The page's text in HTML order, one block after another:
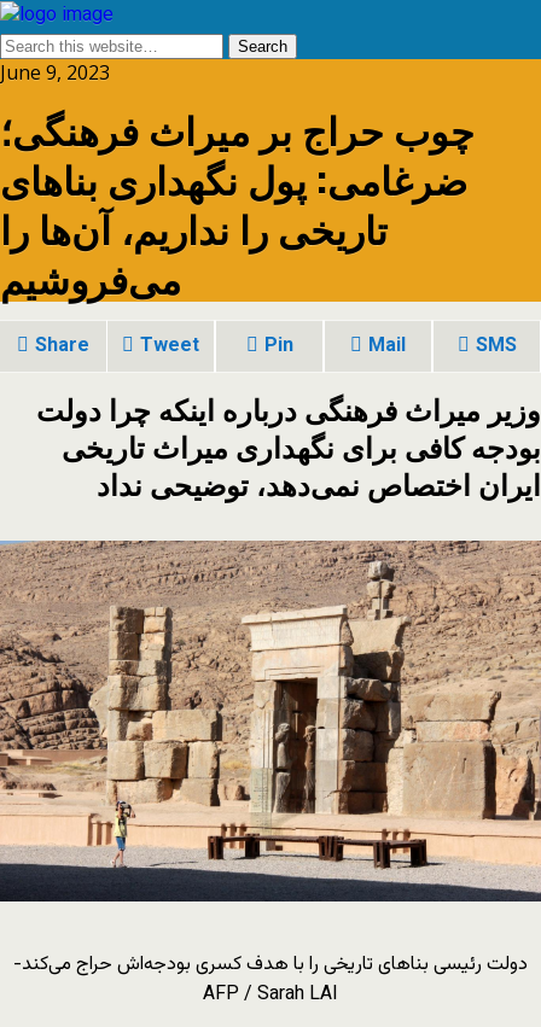
June 9, 2023
چوب حراج بر میراث فرهنگی؛
ضرغامی: پول نگهداری بناهای
تاریخی را نداریم، آن‌ها را
می‌فروشیم
Share Tweet Pin Mail SMS
وزیر میراث فرهنگی درباره اینکه چرا دولت
بودجه کافی برای نگهداری میراث تاریخی
ایران اختصاص نمی‌دهد، توضیحی نداد
دولت رئیسی بناهای تاریخی را با هدف کسری بودجه‌اش حراج می‌کند-
AFP / Sarah LAI